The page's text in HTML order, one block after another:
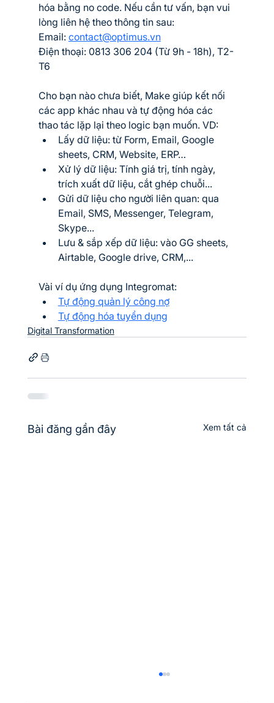
hóa bằng no code. Nếu cần tư vấn, bạn vui
lòng liên hệ theo thông tin sau:
Email: contact@optimus.vn
Điện thoại: 0813 306 204 (Từ 9h - 18h), T2-
T6
Cho bạn nào chưa biết, Make giúp kết nối
các app khác nhau và tự động hóa các
thao tác lặp lại theo logic bạn muốn. VD:
Lấy dữ liệu: từ Form, Email, Google
sheets, CRM, Website, ERP…
Xử lý dữ liệu: Tính giá trị, tính ngày,
trích xuất dữ liệu, cắt ghép chuỗi...
Gửi dữ liệu cho người liên quan: qua
Email, SMS, Messenger, Telegram,
Skype...
Lưu & sắp xếp dữ liệu: vào GG sheets,
Airtable, Google drive, CRM,...
Vài ví dụ ứng dụng Integromat:
Tự động quản lý công nợ
Tự động hóa tuyển dụng
Digital Transformation
Bài đăng gần đây Xem tất cả